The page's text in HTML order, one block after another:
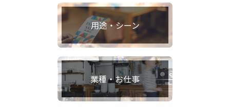
用途・シーン
業種・お仕事